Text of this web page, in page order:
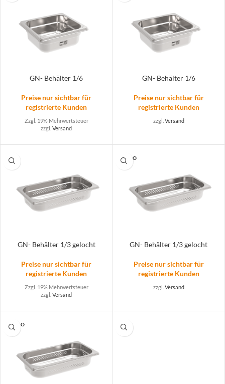
GN- Behälter 1/6
Preise nur sichtbar für
registrierte Kunden
Zzgl. 19% Mehrwertsteuer
zzgl.Versand
GN- Behälter 1/6
Preise nur sichtbar für
registrierte Kunden
zzgl. Versand
GN- Behälter 1/3 gelocht
Preise nur sichtbar für
registrierte Kunden
Zzgl. 19% Mehrwertsteuer
zzgl.Versand
SOLD O
UT
GN- Behälter 1/3 gelocht
Preise nur sichtbar für
registrierte Kunden
zzgl. Versand
SOLD O
UT